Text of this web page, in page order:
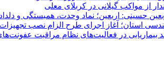
از مواکب گیلانی در کربلای معلی
حسینی: اربعین؛ نماد وحدت، همبستگی و
استان؛ آغاز اجرای طرح الزام نصب
در فعالیت‌های نظام مراقبت